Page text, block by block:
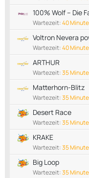
100% Wolf – Die
Wartezeit:40
Voltron Nevera
Wartezeit:40
ARTHUR
Wartezeit:35
Matterhorn-Blitz
Wartezeit:35
Desert Race
Wartezeit:35
KRAKE
Wartezeit:35
Big Loop
Wartezeit:35